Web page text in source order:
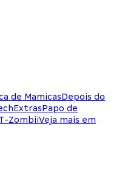
de MamicasDepois do
ExtrasPapo de
ZombiiVeja mais em